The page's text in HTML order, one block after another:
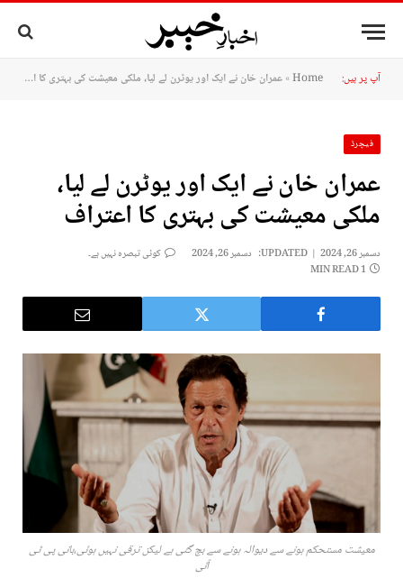
آپ پر ہیں: Home
»عمران خان نے ایک اور یوٹرن لے لیا، ملکی معیشت کی بہتری کا اعتراف
فیچرڈ
عمران خان نے ایک اور یوٹرن لے لیا،
ملکی معیشت کی بہتری کا اعتراف
دسمبر 26, 2024 UPDATED: دسمبر 26, 2024
کوئی تبصرہ نہیں ہے۔
1 MIN READ
معیشت مستحکم ہونے سے دیوالہ ہونے سے بچ گئی ہے لیکن ترقی نہیں ہوئی،بانی پی ٹی
آئی